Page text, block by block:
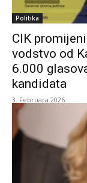
Politika
CIK
vodstvo od
6.000
kandidata
3. Februara 2026.